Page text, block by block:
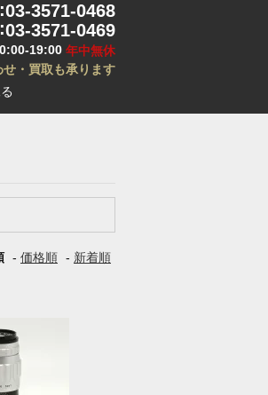
03-3571-0468
03-3571-0469
19:00 年中無休
・買取も承ります
- 価格順 - 新着順